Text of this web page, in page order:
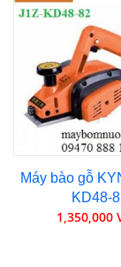
Máy bào gỗ
KD48-
1,350,000